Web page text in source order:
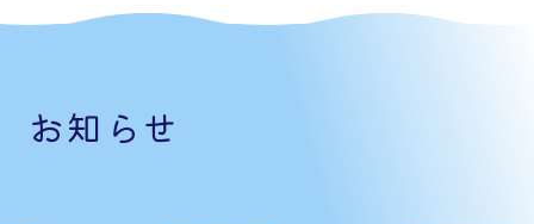
お知らせ